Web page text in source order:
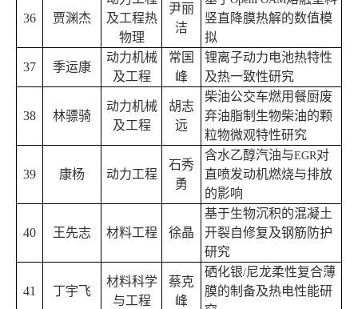
36 贾渊杰
及工程热
物理
尹丽
洁
竖直降膜热解的数值模
拟
37 季运康
动力机械
及工程
常国
峰
锂离子动力电池热特性
及热一致性研究
38 林骠骑
动力机械
及工程
胡志
远
柴油公交车燃用餐厨废
弃油脂制生物柴油的颗
粒物微观特性研究
39 康杨 动力工程
石秀
勇
含水乙醇汽油与EGR对
直喷发动机燃烧与排放
的影响
40 王先志 材料工程 徐晶
基于生物沉积的混凝土
开裂自修复及钢筋防护
研究
41 丁宇飞
材料科学
与工程
蔡克
峰
硒化银/尼龙柔性复合薄
膜的制备及热电性能研